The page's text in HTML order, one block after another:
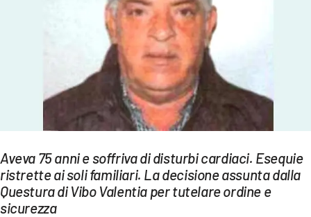
ECONOMIA E LAVORO
LAC NETWORK
LAC ONAIR
Aveva 75 anni e soffriva di disturbi cardiaci. Esequie
ristrette ai soli familiari. La decisione assunta dalla
Questura di Vibo Valentia per tutelare ordine e
sicurezza